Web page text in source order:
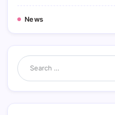
News